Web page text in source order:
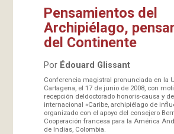
Pensamientos del
Archipiélago,
del Continente
Por Édouard Glissant
Conferencia magistral pronunciada en la
Cartagena, el 17 de junio de 2008, con
recepción deldoctorado honoris-causa y
internacional «Caribe, archipiélago de
organizado con el apoyo del consejero
Cooperación francesa para la América
de Indias, Colombia.